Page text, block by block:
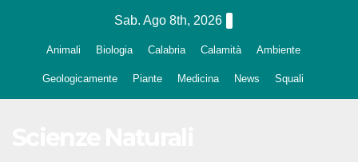
Sab. Ago 8th, 2026
Animali Biologia Calabria Calamità Ambiente
Geologicamente Piante Medicina News Squali